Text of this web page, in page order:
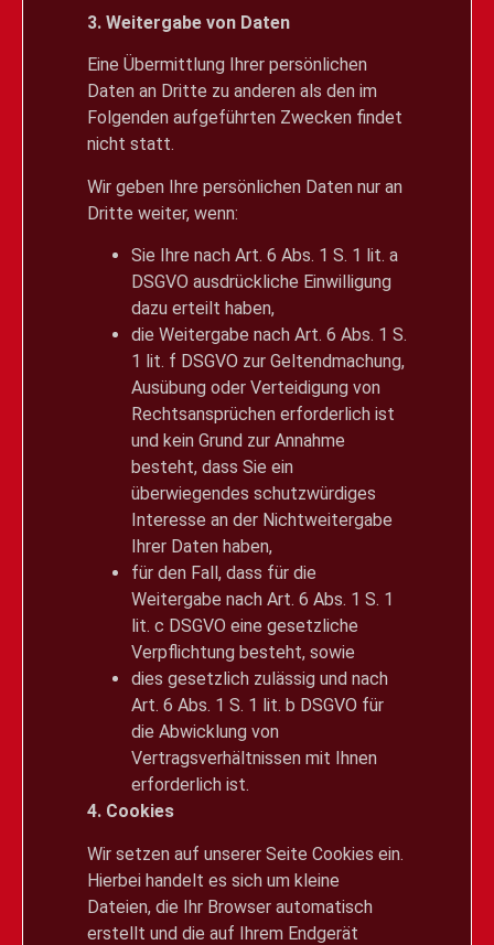
3. Weitergabe von Daten
Eine Übermittlung Ihrer persönlichen
Daten an Dritte zu anderen als den im
Folgenden aufgeführten Zwecken findet
nicht statt.
Wir geben Ihre persönlichen Daten nur an
Dritte weiter, wenn:
Sie Ihre nach Art. 6 Abs. 1 S. 1 lit. a
DSGVO ausdrückliche Einwilligung
dazu erteilt haben,
die Weitergabe nach Art. 6 Abs. 1 S.
1 lit. f DSGVO zur Geltendmachung,
Ausübung oder Verteidigung von
Rechtsansprüchen erforderlich ist
und kein Grund zur Annahme
besteht, dass Sie ein
überwiegendes schutzwürdiges
Interesse an der Nichtweitergabe
Ihrer Daten haben,
für den Fall, dass für die
Weitergabe nach Art. 6 Abs. 1 S. 1
lit. c DSGVO eine gesetzliche
Verpflichtung besteht, sowie
dies gesetzlich zulässig und nach
Art. 6 Abs. 1 S. 1 lit. b DSGVO für
die Abwicklung von
Vertragsverhältnissen mit Ihnen
erforderlich ist.
4. Cookies
Wir setzen auf unserer Seite Cookies ein.
Hierbei handelt es sich um kleine
Dateien, die Ihr Browser automatisch
erstellt und die auf Ihrem Endgerät